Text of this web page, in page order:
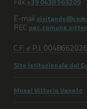
E-mail
PEC
C.F. e P.I.
Sito istituzionale del
Musei Vittorio Veneto